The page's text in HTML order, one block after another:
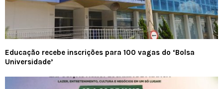
Educação recebe inscrições para 100 vagas do ‘Bolsa
Universidade’